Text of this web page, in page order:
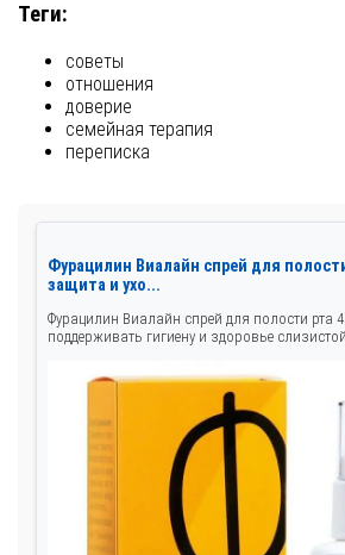
Теги:
советы
отношения
доверие
семейная терапия
переписка
Фурацилин Виалайн спрей для
защита и ухо...
Фурацилин Виалайн спрей для полости рта
поддерживать гигиену и здоровье